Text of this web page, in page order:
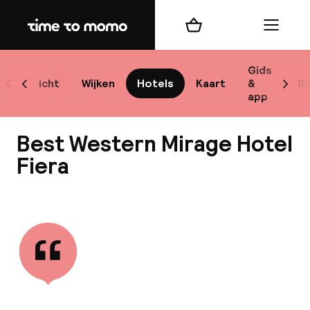
Home
Overzicht Wijken Hotels Kaart
Gids
&
app
Scroll naar links
Winkelmand Menu
Best Western Mirage Hotel
Fiera